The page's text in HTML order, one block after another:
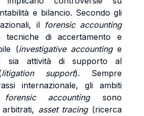
e bilancio. Secondo gli
il forensic accounting
tecniche di accertamento e
(investigative accounting e
sia attività di supporto al
litigation support). Sempre
internazionale, gli ambiti
forensic accountingsono
asset tracing (ricerca